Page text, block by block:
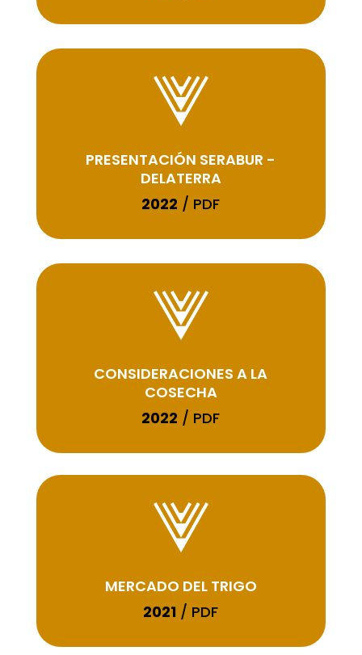
PRESENTACIÓN SERABUR -
DELATERRA
2022 / PDF
CONSIDERACIONES A LA
COSECHA
2022 / PDF
MERCADO DEL TRIGO
2021 / PDF